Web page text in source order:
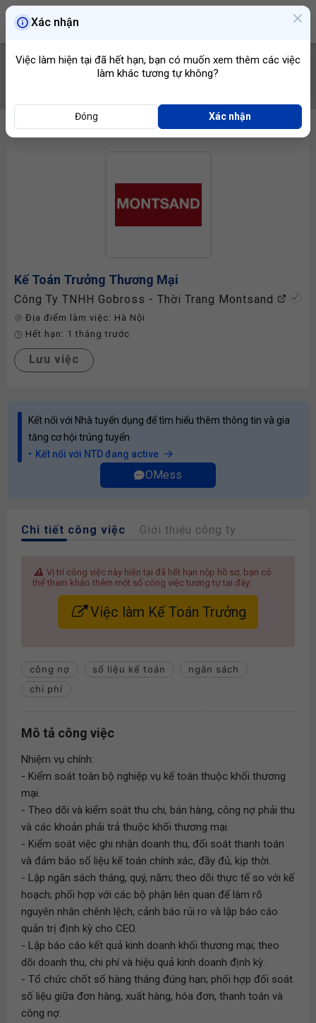
Kế Toán Trưởng Thương Mại
Công Ty TNHH Gobross - Thời Trang Montsand
Địa điểm làm việc: Hà Nội
Hết hạn: 1 tháng trước
Lưu việc
Kết nối với Nhà tuyển dụng để tìm hiểu thêm thông tin và gia
tăng cơ hội trúng tuyển
Kết nối với NTD đang active
OMess
Chi tiết công việc Giới thiệu công ty
Vị trí công việc này hiện tại đã hết hạn nộp hồ sơ, bạn có
thể tham khảo thêm một số công việc tương tự tại đây:
Việc làm Kế Toán Trưởng
công nợ số liệu kế toán
ngân sách
chi phí
Mô tả công việc
Nhiệm vụ chính:
- Kiểm soát toàn bộ nghiệp vụ kế toán thuộc khối thương
mại.
- Theo dõi và kiểm soát thu chi, bán hàng, công nợ phải thu
và các khoản phải trả thuộc khối thương mại.
- Kiểm soát việc ghi nhận doanh thu, đối soát thanh toán
và đảm bảo số liệu kế toán chính xác, đầy đủ, kịp thời.
- Lập ngân sách tháng, quý, năm; theo dõi thực tế so với kế
hoạch; phối hợp với các bộ phận liên quan để làm rõ
nguyên nhân chênh lệch, cảnh báo rủi ro và lập báo cáo
quản trị định kỳ cho CEO.
- Lập báo cáo kết quả kinh doanh khối thương mại; theo
dõi doanh thu, chi phí và hiệu quả kinh doanh định kỳ.
- Tổ chức chốt số hàng tháng đúng hạn; phối hợp đối soát
số liệu giữa đơn hàng, xuất hàng, hóa đơn, thanh toán và
công nợ.
Xác nhận
Việc làm hiện tại đã hết hạn, bạn có muốn xem thêm các việc
làm khác tương tự không?
Đóng Xác nhận